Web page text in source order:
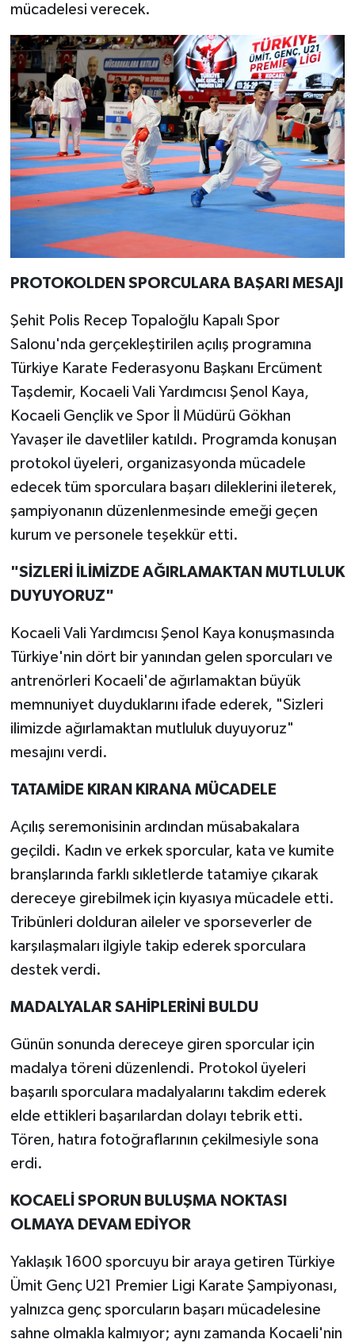
mücadelesi verecek.
PROTOKOLDEN SPORCULARA BAŞARI MESAJI
Şehit Polis Recep Topaloğlu Kapalı Spor
Salonu'nda gerçekleştirilen açılış programına
Türkiye Karate Federasyonu Başkanı Ercüment
Taşdemir, Kocaeli Vali Yardımcısı Şenol Kaya,
Kocaeli Gençlik ve Spor İl Müdürü Gökhan
Yavaşer ile davetliler katıldı. Programda konuşan
protokol üyeleri, organizasyonda mücadele
edecek tüm sporculara başarı dileklerini ileterek,
şampiyonanın düzenlenmesinde emeği geçen
kurum ve personele teşekkür etti.
"SİZLERİ İLİMİZDE AĞIRLAMAKTAN MUTLULUK
DUYUYORUZ"
Kocaeli Vali Yardımcısı Şenol Kaya konuşmasında
Türkiye'nin dört bir yanından gelen sporcuları ve
antrenörleri Kocaeli'de ağırlamaktan büyük
memnuniyet duyduklarını ifade ederek, "Sizleri
ilimizde ağırlamaktan mutluluk duyuyoruz"
mesajını verdi.
TATAMİDE KIRAN KIRANA MÜCADELE
Açılış seremonisinin ardından müsabakalara
geçildi. Kadın ve erkek sporcular, kata ve kumite
branşlarında farklı sıkletlerde tatamiye çıkarak
dereceye girebilmek için kıyasıya mücadele etti.
Tribünleri dolduran aileler ve sporseverler de
karşılaşmaları ilgiyle takip ederek sporculara
destek verdi.
MADALYALAR SAHİPLERİNİ BULDU
Günün sonunda dereceye giren sporcular için
madalya töreni düzenlendi. Protokol üyeleri
başarılı sporculara madalyalarını takdim ederek
elde ettikleri başarılardan dolayı tebrik etti.
Tören, hatıra fotoğraflarının çekilmesiyle sona
erdi.
KOCAELİ SPORUN BULUŞMA NOKTASI
OLMAYA DEVAM EDİYOR
Yaklaşık 1600 sporcuyu bir araya getiren Türkiye
Ümit Genç U21 Premier Ligi Karate Şampiyonası,
yalnızca genç sporcuların başarı mücadelesine
sahne olmakla kalmıyor; aynı zamanda Kocaeli'nin